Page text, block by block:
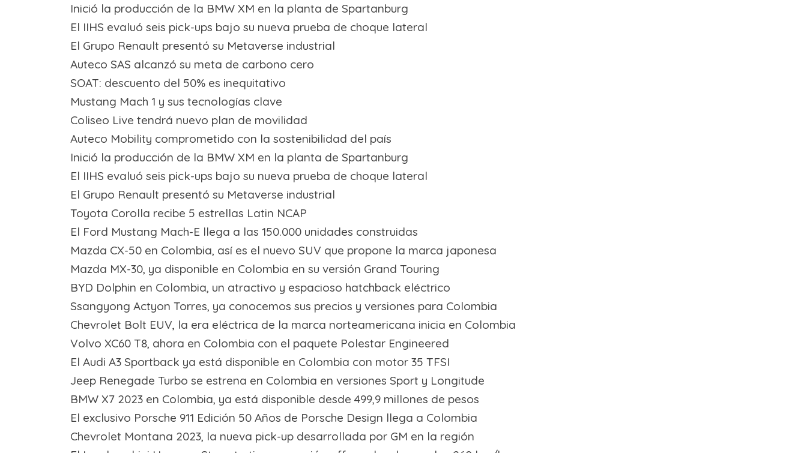
Inició la producción de la BMW XM en la planta de Spartanburg
El IIHS evaluó seis pick-ups bajo su nueva prueba de choque lateral
El Grupo Renault presentó su Metaverse industrial
Auteco SAS alcanzó su meta de carbono cero
SOAT: descuento del 50% es inequitativo
Mustang Mach 1 y sus tecnologías clave
Coliseo Live tendrá nuevo plan de movilidad
Auteco Mobility comprometido con la sostenibilidad del país
Inició la producción de la BMW XM en la planta de Spartanburg
El IIHS evaluó seis pick-ups bajo su nueva prueba de choque lateral
El Grupo Renault presentó su Metaverse industrial
Toyota Corolla recibe 5 estrellas Latin NCAP
El Ford Mustang Mach-E llega a las 150.000 unidades construidas
Mazda CX-50 en Colombia, así es el nuevo SUV que propone la marca japonesa
Mazda MX-30, ya disponible en Colombia en su versión Grand Touring
BYD Dolphin en Colombia, un atractivo y espacioso hatchback eléctrico
Ssangyong Actyon Torres, ya conocemos sus precios y versiones para Colombia
Chevrolet Bolt EUV, la era eléctrica de la marca norteamericana inicia en Colombia
Volvo XC60 T8, ahora en Colombia con el paquete Polestar Engineered
El Audi A3 Sportback ya está disponible en Colombia con motor 35 TFSI
Jeep Renegade Turbo se estrena en Colombia en versiones Sport y Longitude
BMW X7 2023 en Colombia, ya está disponible desde 499,9 millones de pesos
El exclusivo Porsche 911 Edición 50 Años de Porsche Design llega a Colombia
Chevrolet Montana 2023, la nueva pick-up desarrollada por GM en la región